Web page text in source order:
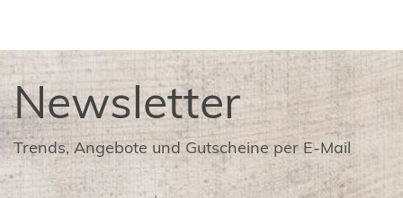
Newsletter
Trends, Angebote und Gutscheine per E-Mail